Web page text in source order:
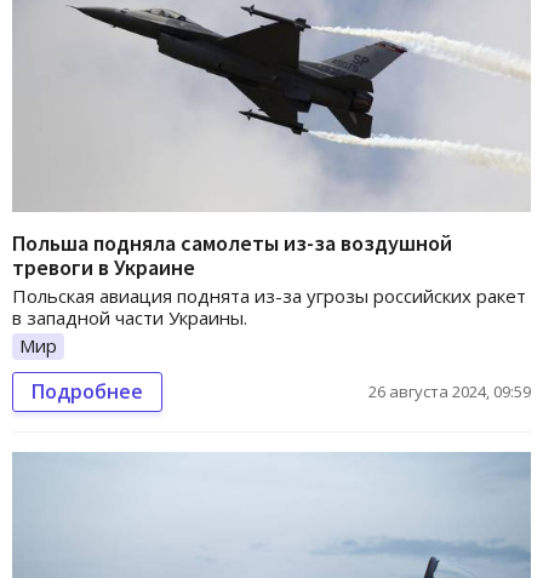
Польша подняла самолеты из-за воздушной
тревоги в Украине
Польская авиация поднята из-за угрозы российских ракет
в западной части Украины.
Мир
Подробнее 26 августа 2024, 09:59